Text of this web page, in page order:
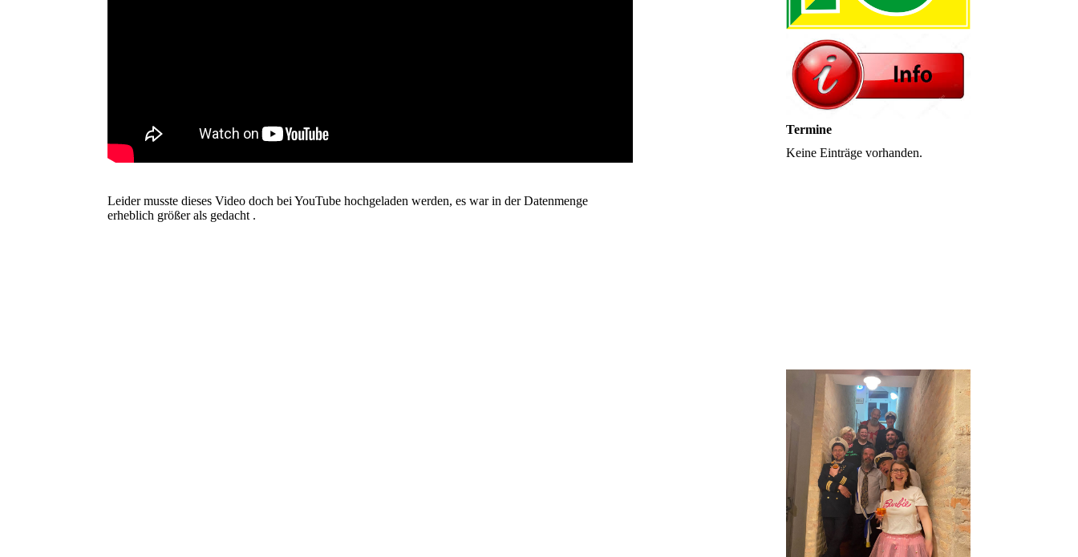
Leider musste dieses Video doch bei YouTube hochgeladen werden, es war in der Datenmenge
erheblich größer als gedacht .
Termine
Keine Einträge vorhanden.